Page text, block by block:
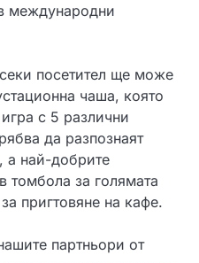
международни
посетител ще може
чаша, която
с 5 различни
да разпознаят
а най-добрите
томбола за голямата
пригтовяне на кафе.
партньори от